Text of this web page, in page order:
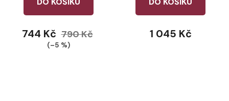
744 Kč 790 Kč
(–5 %)
1 045 Kč